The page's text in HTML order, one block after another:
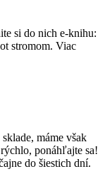
si do nich e-knihu:
stromom. Viac
máme však
ponáhľajte sa!
do šiestich dní.